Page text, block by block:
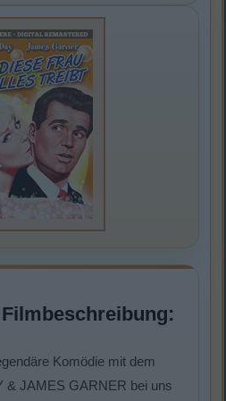
Komödie mit dem
& JAMES GARNER bei uns